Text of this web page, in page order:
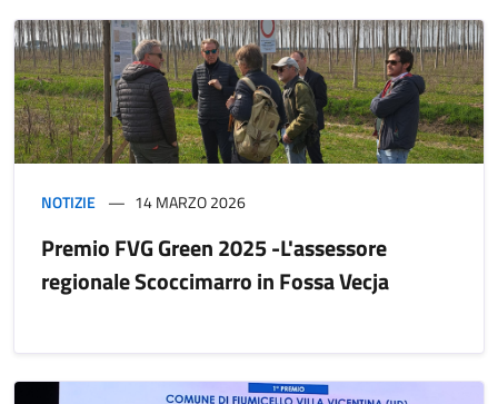
NOTIZIE 14 MARZO 2026
Premio FVG Green 2025 -L'assessore
regionale Scoccimarro in Fossa Vecja